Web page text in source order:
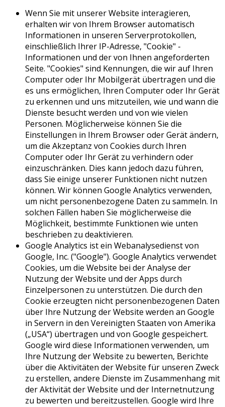
Wenn Sie mit unserer Website interagieren,
erhalten wir von Ihrem Browser automatisch
Informationen in unseren Serverprotokollen,
einschließlich Ihrer IP-Adresse, "Cookie" -
Informationen und der von Ihnen angeforderten
Seite. "Cookies" sind Kennungen, die wir auf Ihren
Computer oder Ihr Mobilgerät übertragen und die
es uns ermöglichen, Ihren Computer oder Ihr Gerät
zu erkennen und uns mitzuteilen, wie und wann die
Dienste besucht werden und von wie vielen
Personen. Möglicherweise können Sie die
Einstellungen in Ihrem Browser oder Gerät ändern,
um die Akzeptanz von Cookies durch Ihren
Computer oder Ihr Gerät zu verhindern oder
einzuschränken. Dies kann jedoch dazu führen,
dass Sie einige unserer Funktionen nicht nutzen
können. Wir können Google Analytics verwenden,
um nicht personenbezogene Daten zu sammeln. In
solchen Fällen haben Sie möglicherweise die
Möglichkeit, bestimmte Funktionen wie unten
beschrieben zu deaktivieren.
Google Analytics ist ein Webanalysedienst von
Google, Inc. ("Google"). Google Analytics verwendet
Cookies, um die Website bei der Analyse der
Nutzung der Website und der Apps durch
Einzelpersonen zu unterstützen. Die durch den
Cookie erzeugten nicht personenbezogenen Daten
über Ihre Nutzung der Website werden an Google
in Servern in den Vereinigten Staaten von Amerika
(„USA“) übertragen und von Google gespeichert.
Google wird diese Informationen verwenden, um
Ihre Nutzung der Website zu bewerten, Berichte
über die Aktivitäten der Website für unseren Zweck
zu erstellen, andere Dienste im Zusammenhang mit
der Aktivität der Website und der Internetnutzung
zu bewerten und bereitzustellen. Google wird Ihre